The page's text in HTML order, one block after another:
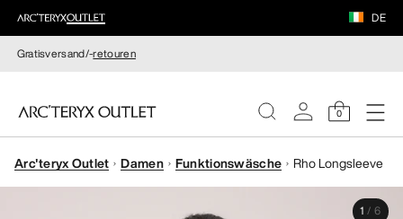
DE
Gratisversand/-retouren
0
DAMEN
Arc'teryx Outlet Damen Funktionswäsche Rho Longsleeve
1 / 6